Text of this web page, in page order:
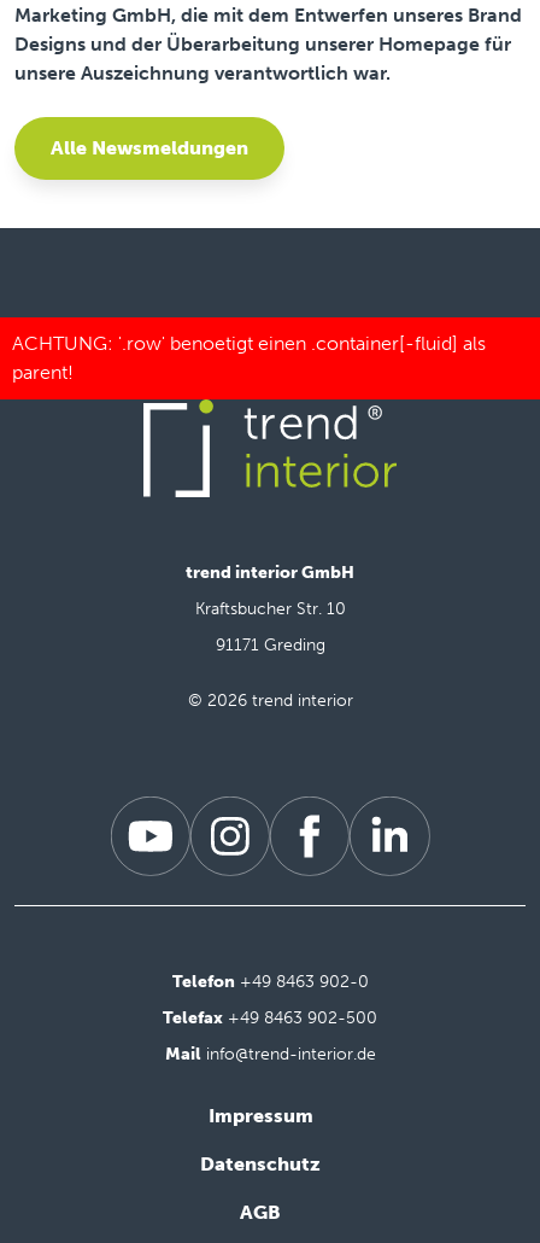
Marketing GmbH, die mit dem Entwerfen unseres Brand
Designs und der Überarbeitung unserer Homepage für
unsere Auszeichnung verantwortlich war.
Alle Newsmeldungen
trend interior GmbH
Kraftsbucher Str. 10
91171 Greding
© 2026 trend interior
Telefon +49 8463 902-0
Telefax +49 8463 902-500
Mail info@trend-interior.de
Impressum
Datenschutz
AGB